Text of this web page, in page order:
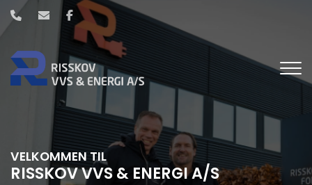
Gå
hovedindhold
VELKOMMEN TIL
RISSKOV VVS & ENERGI A/S